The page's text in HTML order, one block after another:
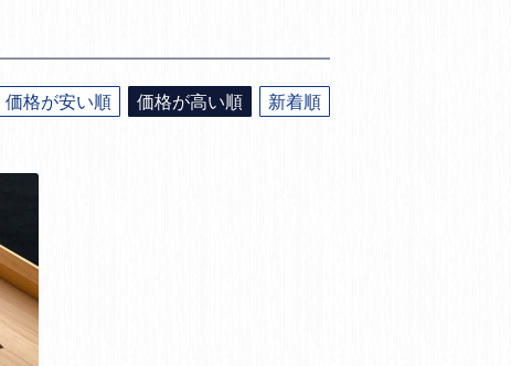
価格が安い順 価格が高い順 新着順